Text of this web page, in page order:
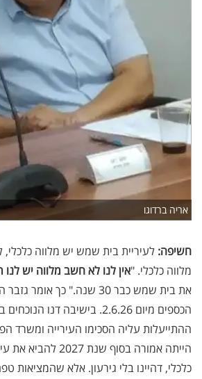
אריה ברדוגו
חשיפה: לעיריית בית שמש יש מלווה
מלווה כלכלי. "אין לנו לא חשב מלווה יש לנו
את בית שמש כבר 30 שנה." כך
הכספים מיום 2.6.26. בישיבה דנו
ההתייעלות עליה הסכימו העירייה ומשרד
הייתה אמורה בסוף
כלכלי, דהיינו בלי גירעון. אלא שהמציאות